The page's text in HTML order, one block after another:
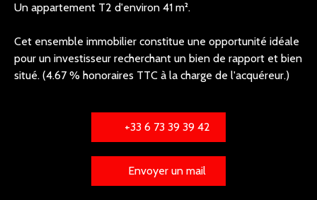
Un appartement T2 d'environ 41 m².
Cet ensemble immobilier constitue une opportunité idéale
pour un investisseur recherchant un bien de rapport et bien
situé. (4.67 % honoraires TTC à la charge de l'acquéreur.)
+33 6 73 39 39 42
Envoyer un mail